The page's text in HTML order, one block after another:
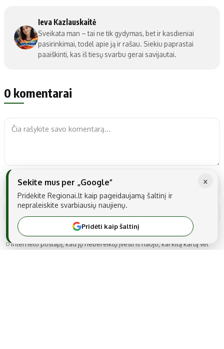
Ieva Kazlauskaitė
Sveikata man – tai ne tik gydymas, bet ir kasdieniai
pasirinkimai, todėl apie ją ir rašau. Siekiu paprastai
paaiškinti, kas iš tiesų svarbu gerai savijautai.
0 komentarai
Noriu savo interneto naršyklėje išsaugoti vardą, el. pašto adresą ir
interneto puslapį, kad jų nebereiktų įvesti iš naujo, kai kitą kartą vėl
×
Sekite mus per „Google“
Pridėkite Regionai.lt kaip pageidaujamą šaltinį ir
nepraleiskite svarbiausių naujienų.
Pridėti kaip šaltinį